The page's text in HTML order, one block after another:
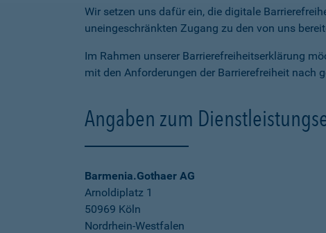
Wir setzen uns dafür ein, die digitale
uneingeschränkten Zugang zu den von uns
Im Rahmen unserer Barrierefreiheitserklärung
mit den Anforderungen der Barrierefreiheit nach
Angaben zum
Barmenia.Gothaer AG
Arnoldiplatz 1
50969 Köln
Nordrhein-Westfalen